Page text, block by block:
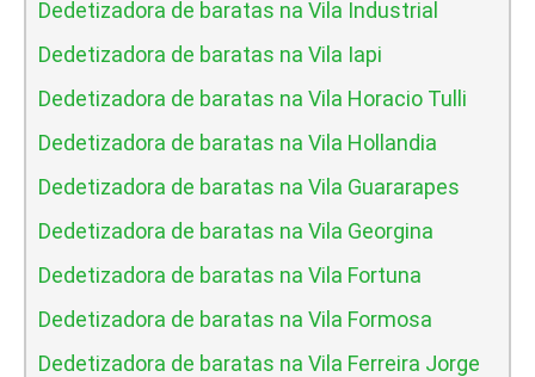
Dedetizadora de baratas na Vila Industrial
Dedetizadora de baratas na Vila Iapi
Dedetizadora de baratas na Vila Horacio Tulli
Dedetizadora de baratas na Vila Hollandia
Dedetizadora de baratas na Vila Guararapes
Dedetizadora de baratas na Vila Georgina
Dedetizadora de baratas na Vila Fortuna
Dedetizadora de baratas na Vila Formosa
Dedetizadora de baratas na Vila Ferreira Jorge